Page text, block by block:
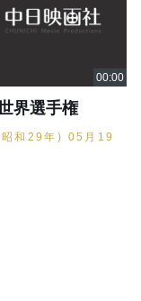
界選手権
和29年) 05月19